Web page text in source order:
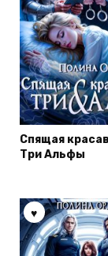
Спящая
Три Альфы